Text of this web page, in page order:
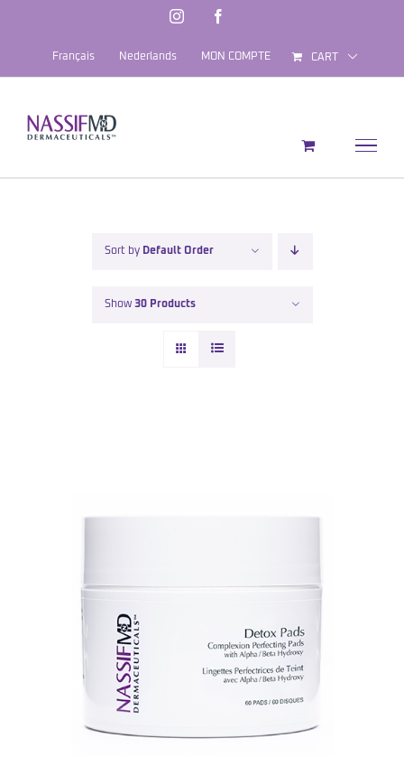
Instagram
Français Nederlands MON COMPTE CART
Sort by Default Order
Show 30 Products
AJOUTER AU PANIER
DETAILS